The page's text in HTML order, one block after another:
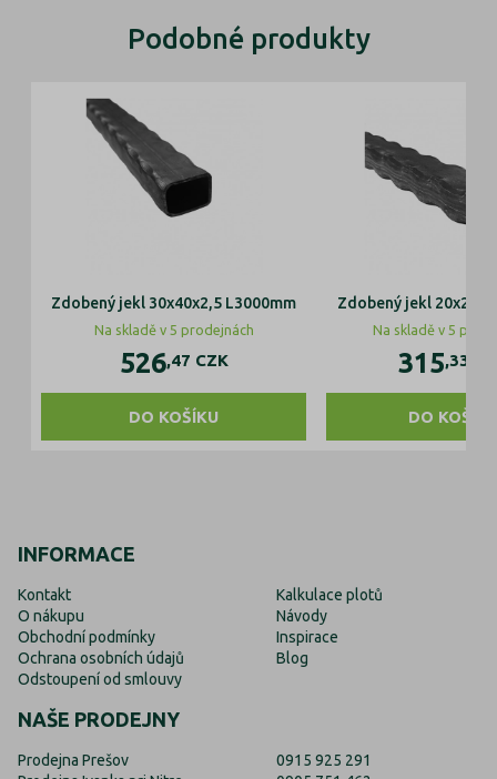
Podobné produkty
Zdobený jekl 30x40x2,5 L3000mm
Na skladě v 5 prodejnách
526,47 CZK
DO KOŠÍKU
Zdobený jekl
Na skladě v 5
315,33
DO KOŠÍKU
INFORMACE
Kontakt
O nákupu
Obchodní podmínky
Ochrana osobních údajů
Odstoupení od smlouvy
Kalkulace plotů
Návody
Inspirace
Blog
NAŠE PRODEJNY
Prodejna Prešov
0915 925 291